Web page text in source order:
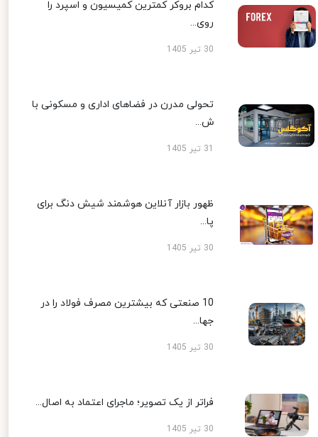
کدام بروکر کمترین کمیسیون و اسپرد را
روی...
30 تیر 1405
تحولی مدرن در فضاهای اداری و مسکونی با
ش...
ظهور بازار آنلاین هوشمند شیش دنگ برای
پا...
30 تیر 1405
10 صنعتی که بیشترین مصرف فولاد را در
جها...
30 تیر 1405
فراتر از یک تصویر؛ ماجرای اعتماد به اصال...
30 تیر 1405